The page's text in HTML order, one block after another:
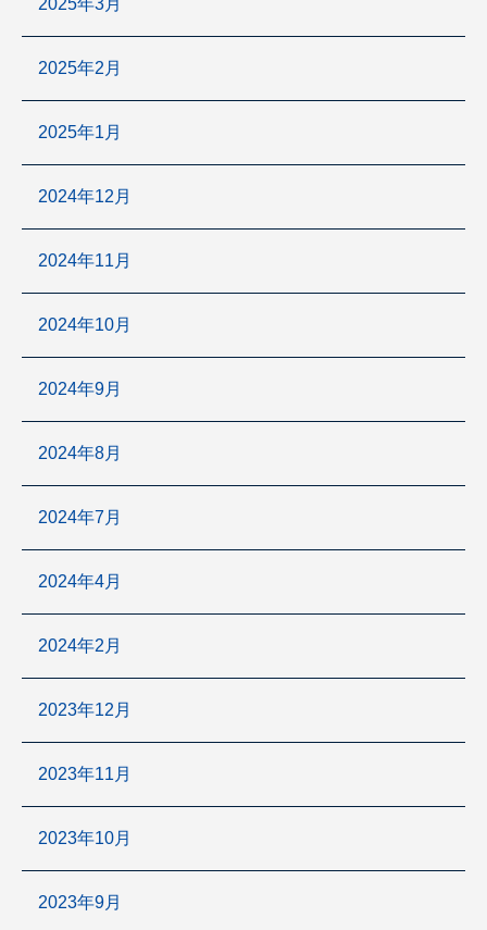
2025年3月
2025年2月
2025年1月
2024年12月
2024年11月
2024年10月
2024年9月
2024年8月
2024年7月
2024年4月
2024年2月
2023年12月
2023年11月
2023年10月
2023年9月